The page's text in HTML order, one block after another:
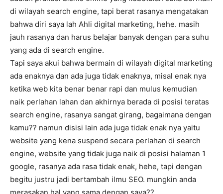
di wilayah search engine, tapi berat rasanya mengatakan
bahwa diri saya lah Ahli digital marketing, hehe. masih
jauh rasanya dan harus belajar banyak dengan para suhu
yang ada di search engine.
Tapi saya akui bahwa bermain di wilayah digital marketing
ada enaknya dan ada juga tidak enaknya, misal enak nya
ketika web kita benar benar rapi dan mulus kemudian
naik perlahan lahan dan akhirnya berada di posisi teratas
search engine, rasanya sangat girang, bagaimana dengan
kamu?? namun disisi lain ada juga tidak enak nya yaitu
website yang kena suspend secara perlahan di search
engine, website yang tidak juga naik di posisi halaman 1
google, rasanya ada rasa tidak enak, hehe, tapi dengan
begitu justru jadi bertambah ilmu SEO. mungkin anda